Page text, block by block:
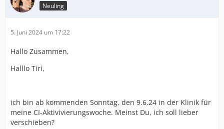
Neuling
5. Juni 2024 um 17:22
Hallo Zusammen,
Halllo Tiri,
ich bin ab kommenden Sonntag, den 9.6.24 in der Klinik für
meine CI-Aktivivierungswoche. Meinst Du, ich soll lieber
verschieben?